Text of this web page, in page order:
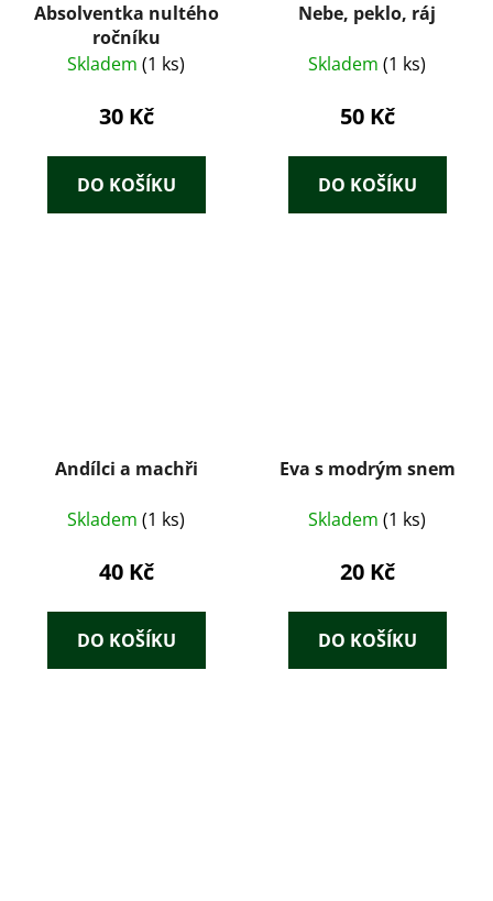
Absolventka nultého
ročníku
Skladem (1 ks)
30 Kč
DO KOŠÍKU
Nebe, peklo, ráj
Skladem (1 ks)
50 Kč
DO KOŠÍKU
Andílci a machři
Skladem (1 ks)
40 Kč
DO KOŠÍKU
Eva s modrým snem
Skladem (1 ks)
20 Kč
DO KOŠÍKU